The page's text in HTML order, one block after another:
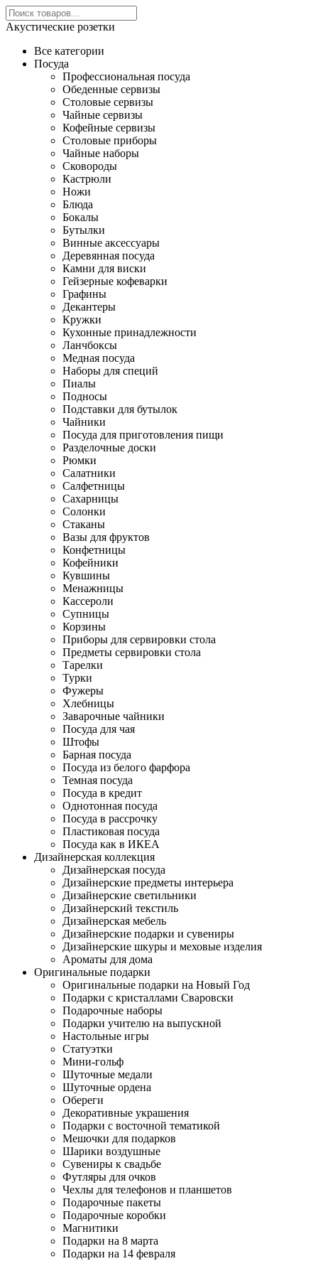
Акустические розетки
Все категории
Посуда
Профессиональная посуда
Обеденные сервизы
Столовые сервизы
Чайные сервизы
Кофейные сервизы
Столовые приборы
Чайные наборы
Сковороды
Кастрюли
Ножи
Блюда
Бокалы
Бутылки
Винные аксессуары
Деревянная посуда
Камни для виски
Гейзерные кофеварки
Графины
Декантеры
Кружки
Кухонные принадлежности
Ланчбоксы
Медная посуда
Наборы для специй
Пиалы
Подносы
Подставки для бутылок
Чайники
Посуда для приготовления пищи
Разделочные доски
Рюмки
Салатники
Салфетницы
Сахарницы
Солонки
Стаканы
Вазы для фруктов
Конфетницы
Кофейники
Кувшины
Менажницы
Кассероли
Супницы
Корзины
Приборы для сервировки стола
Предметы сервировки стола
Тарелки
Турки
Фужеры
Хлебницы
Заварочные чайники
Посуда для чая
Штофы
Барная посуда
Посуда из белого фарфора
Темная посуда
Посуда в кредит
Однотонная посуда
Посуда в рассрочку
Пластиковая посуда
Посуда как в ИКЕА
Дизайнерская коллекция
Дизайнерская посуда
Дизайнерские предметы интерьера
Дизайнерские светильники
Дизайнерский текстиль
Дизайнерская мебель
Дизайнерские подарки и сувениры
Дизайнерские шкуры и меховые изделия
Ароматы для дома
Оригинальные подарки
Оригинальные подарки на Новый Год
Подарки с кристаллами Сваровски
Подарочные наборы
Подарки учителю на выпускной
Настольные игры
Статуэтки
Мини-гольф
Шуточные медали
Шуточные ордена
Обереги
Декоративные украшения
Подарки с восточной тематикой
Мешочки для подарков
Шарики воздушные
Сувениры к свадьбе
Футляры для очков
Чехлы для телефонов и планшетов
Подарочные пакеты
Подарочные коробки
Магнитики
Подарки на 8 марта
Подарки на 14 февраля